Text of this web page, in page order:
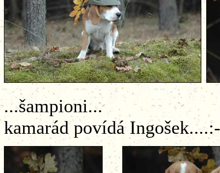
...šampioni...
kamarád povídá